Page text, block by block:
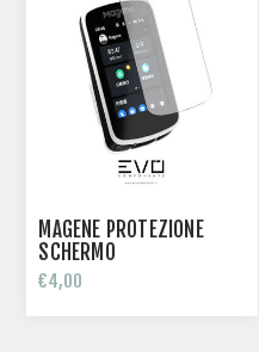
MAGENE PROTEZIONE
SCHERMO
CICLOCOMPUTER
€4,00